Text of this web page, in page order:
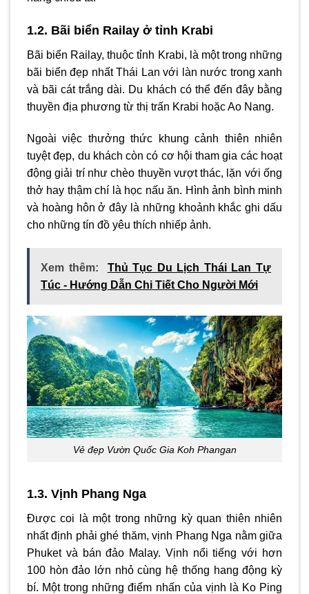
1.2. Bãi biển Railay ở tỉnh Krabi
Bãi biển Railay, thuộc tỉnh Krabi, là một trong những
bãi biển đẹp nhất Thái Lan với làn nước trong xanh
và bãi cát trắng dài. Du khách có thể đến đây bằng
thuyền địa phương từ thị trấn Krabi hoặc Ao Nang.
Ngoài việc thưởng thức khung cảnh thiên nhiên
tuyệt đẹp, du khách còn có cơ hội tham gia các hoạt
động giải trí như chèo thuyền vượt thác, lặn với ống
thở hay thậm chí là học nấu ăn. Hình ảnh bình minh
và hoàng hôn ở đây là những khoảnh khắc ghi dấu
cho những tín đồ yêu thích nhiếp ảnh.
Xem thêm:
Thủ Tục Du Lịch Thái Lan Tự
Túc - Hướng Dẫn Chi Tiết Cho Người Mới
Vẻ đẹp Vườn Quốc Gia Koh Phangan
1.3. Vịnh Phang Nga
Được coi là một trong những kỳ quan thiên nhiên
nhất định phải ghé thăm, vịnh Phang Nga nằm giữa
Phuket và bán đảo Malay. Vịnh nổi tiếng với hơn
100 hòn đảo lớn nhỏ cùng hệ thống hang động kỳ
bí. Một trong những điểm nhấn của vịnh là Ko Ping